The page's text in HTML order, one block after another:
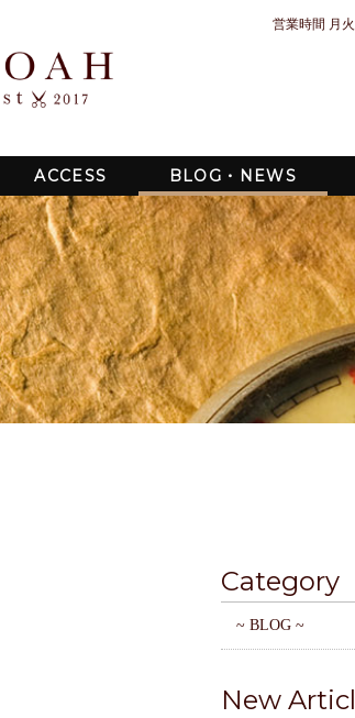
営業時間 月
ACCESS BLOG・NEWS
Category
~ BLOG ~
New